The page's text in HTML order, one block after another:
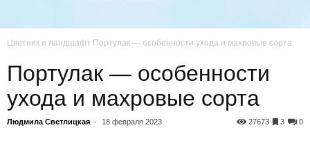
Цветник и ландшафт Портулак — особенности ухода и махровые сорта
Портулак — особенности
ухода и махровые сорта
Людмила Светлицкая - 18 февраля 2023 0
3
27673